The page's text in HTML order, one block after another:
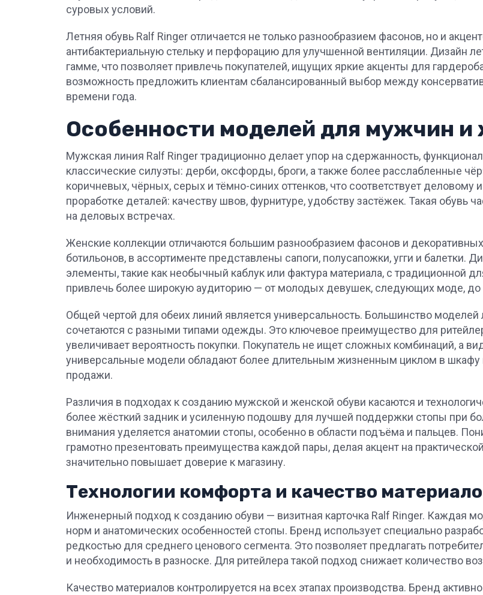
суровых условий.
Летняя обувь Ralf Ringer отличается не только разнообразием фасонов, но и
антибактериальную стельку и перфорацию для улучшенной вентиляции. Дизайн
гамме, что позволяет привлечь покупателей, ищущих яркие акценты для
возможность предложить клиентам сбалансированный выбор между
времени года.
Особенности моделей для мужчин
Мужская линия Ralf Ringer традиционно делает упор на сдержанность,
классические силуэты: дерби, оксфорды, броги, а также более расслабленные
коричневых, чёрных, серых и тёмно-синих оттенков, что соответствует
проработке деталей: качеству швов, фурнитуре, удобству застёжек. Такая обувь
на деловых встречах.
Женские коллекции отличаются большим разнообразием фасонов и
ботильонов, в ассортименте представлены сапоги, полусапожки, угги и
элементы, такие как необычный каблук или фактура материала, с традиционной
привлечь более широкую аудиторию — от молодых девушек, следующих моде,
Общей чертой для обеих линий является универсальность. Большинство
сочетаются с разными типами одежды. Это ключевое преимущество для
увеличивает вероятность покупки. Покупатель не ищет сложных комбинаций, а
универсальные модели обладают более длительным жизненным циклом в шкафу
продажи.
Различия в подходах к созданию мужской и женской обуви касаются и
более жёсткий задник и усиленную подошву для лучшей поддержки стопы при
внимания уделяется анатомии стопы, особенно в области подъёма и пальцев.
грамотно презентовать преимущества каждой пары, делая акцент на
значительно повышает доверие к магазину.
Технологии комфорта и качество
Инженерный подход к созданию обуви — визитная карточка Ralf Ringer. Каждая
норм и анатомических особенностей стопы. Бренд использует специально
редкостью для среднего ценового сегмента. Это позволяет предлагать
и необходимость в разноске. Для ритейлера такой подход снижает количество
Качество материалов контролируется на всех этапах производства. Бренд